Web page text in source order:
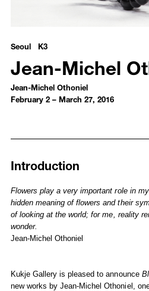
Seoul K3
Jean-Michel
Jean-Michel Othoniel
February 2 – March 27, 2016
Installation Views
Works
Selected Press
Introduction
Flowers play a very important role in
hidden meaning of flowers and their
of looking at the world; for me, reality
wonder.
Jean-Michel Othoniel
Kukje Gallery is pleased to announce
new works by Jean-Michel Othoniel,